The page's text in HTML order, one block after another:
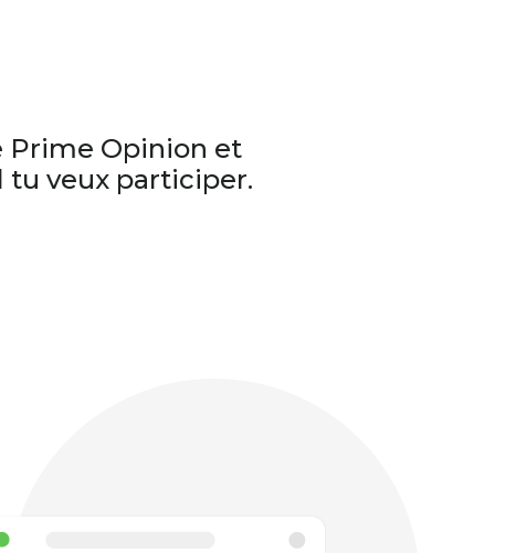
Prime Opinion et
tu veux participer.